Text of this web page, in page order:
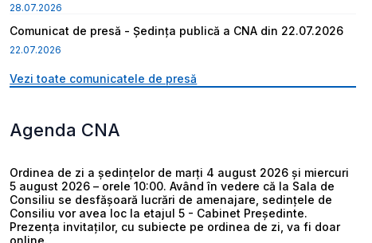
28.07.2026
Comunicat de presă - Ședința publică a CNA din 22.07.2026
22.07.2026
Vezi toate comunicatele de presă
Agenda CNA
Ordinea de zi a ședințelor de marți 4 august 2026 și miercuri
5 august 2026 – orele 10:00. Având în vedere că la Sala de
Consiliu se desfășoară lucrări de amenajare, sedințele de
Consiliu vor avea loc la etajul 5 - Cabinet Președinte.
Prezența invitaților, cu subiecte pe ordinea de zi, va fi doar
online.